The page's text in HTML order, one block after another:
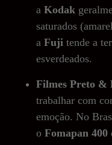
a Kodak
saturados
a Fuji tende a
esverdeados.
Filmes Preto &
trabalhar com
emoção. No
o Fomapan 400